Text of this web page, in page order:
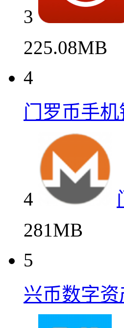
3
225.08MB
4
门罗币手
4
281MB
5
兴币数字